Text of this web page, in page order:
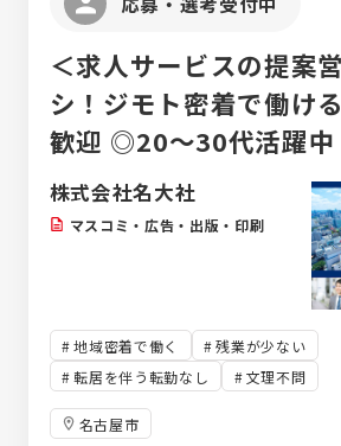
＜求人サービスの提案
シ！ジモト密着で働け
歓迎 ◎20～30代活躍中
株式会社名大社
マスコミ・広告・出版・印刷
地域密着で働く
残業が少ない
転居を伴う転勤なし
文理不問
名古屋市